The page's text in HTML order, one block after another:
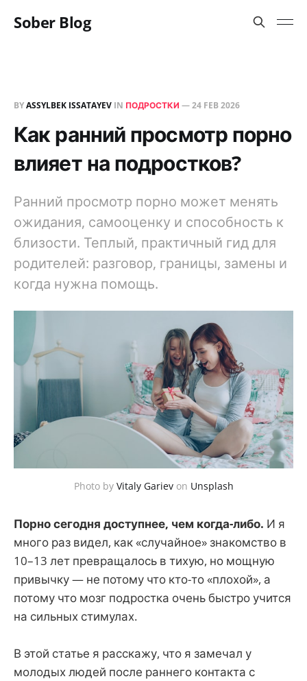
Sober Blog
BYASSYLBEK ISSATAYEV IN ПОДРОСТКИ —24 FEB 2026
Как ранний просмотр порно
влияет на подростков?
Ранний просмотр порно может менять
ожидания, самооценку и способность к
близости. Теплый, практичный гид для
родителей: разговор, границы, замены и
когда нужна помощь.
Photo by Vitaly Garievon Unsplash
Порно сегодня доступнее, чем когда-либо. И я
много раз видел, как «случайное» знакомство в
10–13 лет превращалось в тихую, но мощную
привычку — не потому что кто-то «плохой», а
потому что мозг подростка очень быстро учится
на сильных стимулах.
В этой статье я расскажу, что я замечал у
молодых людей после раннего контакта с